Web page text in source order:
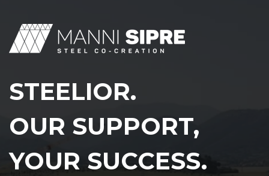
STEELIOR.
OUR SUPPORT,
YOUR SUCCESS.